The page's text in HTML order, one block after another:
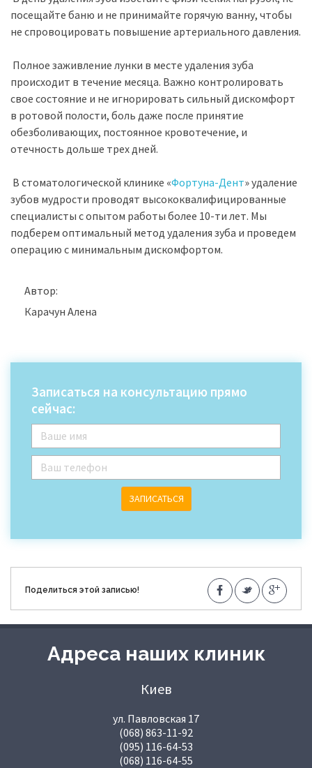
посещайте баню и не принимайте горячую ванну, чтобы
не спровоцировать повышение артериального давления.
Полное заживление лунки в месте удаления зуба
происходит в течение месяца. Важно контролировать
свое состояние и не игнорировать сильный дискомфорт
в ротовой полости, боль даже после принятие
обезболивающих, постоянное кровотечение, и
отечность дольше трех дней.
В стоматологической клинике «Фортуна-Дент» удаление
зубов мудрости проводят высококвалифицированные
специалисты с опытом работы более 10-ти лет. Мы
подберем оптимальный метод удаления зуба и проведем
операцию с минимальным дискомфортом.
Автор:
Карачун Алена
Записаться на консультацию прямо
сейчас:
ЗАПИСАТЬСЯ
Поделиться этой записью!
Адреса наших клиник
Киев
ул. Павловская 17
(068) 863-11-92
(095) 116-64-53
(068) 116-64-55